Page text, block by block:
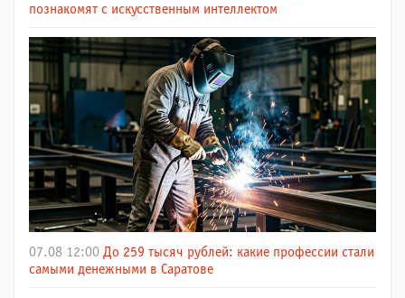
познакомят с искусственным интеллектом
07.08 12:00 До 259 тысяч рублей: какие профессии стали
самыми денежными в Саратове